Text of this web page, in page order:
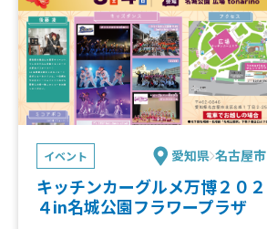
イベント 愛知県 名古屋市
キッチンカーグルメ万博２０２
４in名城公園フラワープラザ